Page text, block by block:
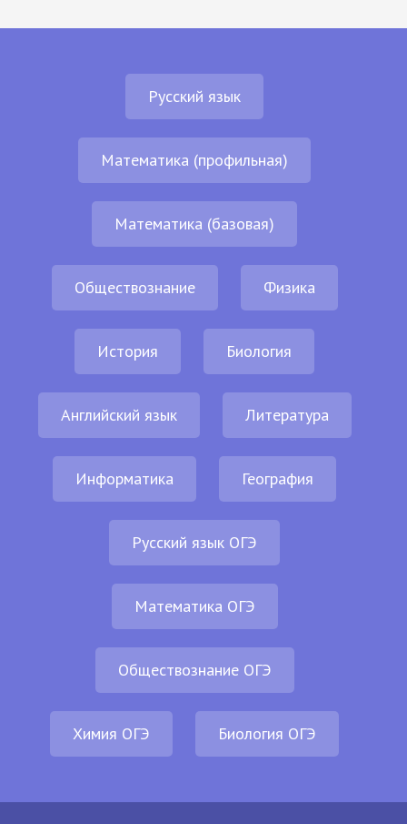
Русский язык
Математика (профильная)
Математика (базовая)
Обществознание Физика
История Биология
Английский язык Литература
Информатика География
Русский язык ОГЭ
Математика ОГЭ
Обществознание ОГЭ
Химия ОГЭ Биология ОГЭ